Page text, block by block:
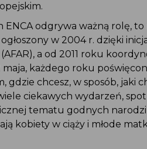
odgrywa ważną rolę, to
w 2004 r. dzięki
a od 2011 roku
maja, każdego roku
gdzie chcesz, w sposób, jaki
ciekawych wydarzeń,
tematu godnych
kobiety w ciąży i młode